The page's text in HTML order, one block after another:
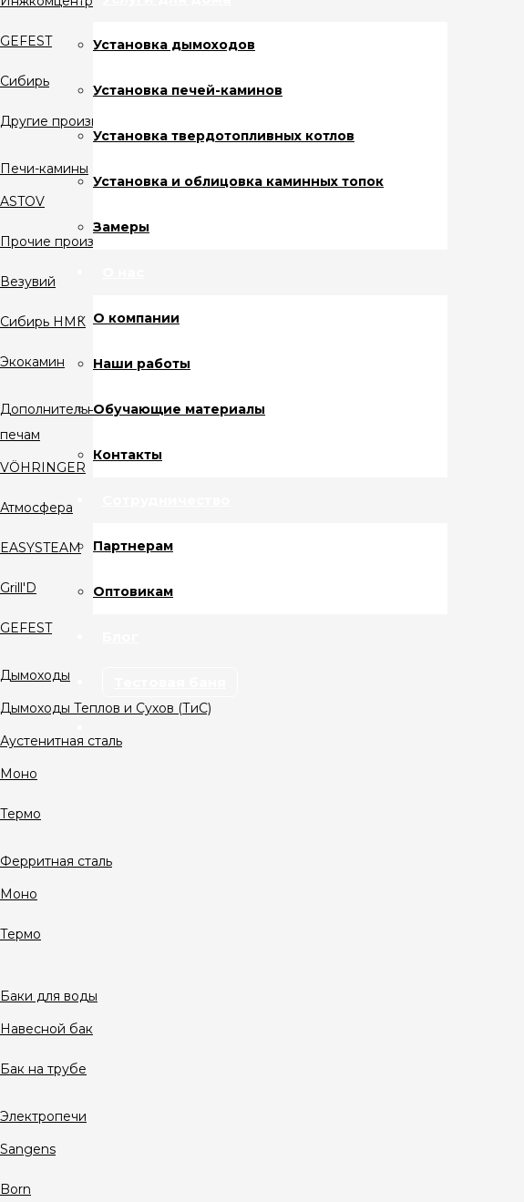
Установка дымоходов
Установка печей-каминов
Установка твердотопливных котлов
Установка и облицовка каминных топок
Замеры
О компании
Наши работы
Обучающие материалы
Контакты
Партнерам
Оптовикам
GEFEST
Сибирь
Другие производители
Печи-камины
ASTOV
Прочие производители
Везувий
Сибирь НМК
Экокамин
Дополнительное оборудование к банным
печам
VÖHRINGER
Атмосфера
EASYSTEAM
Grill'D
GEFEST
Дымоходы
Дымоходы Теплов и Сухов (ТиС)
Аустенитная сталь
Моно
Термо
Ферритная сталь
Моно
Термо
Баки для воды
Навесной бак
Бак на трубе
Электропечи
Sangens
Born